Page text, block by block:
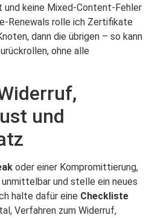
keine Mixed-Content-Fehler
Renewals rolle ich Zertifikate
dann die übrigen – so kann
ohne alle
und
oder einer Kompromittierung,
und stelle ein neues
halte dafür eine Checkliste
Verfahren zum Widerruf,